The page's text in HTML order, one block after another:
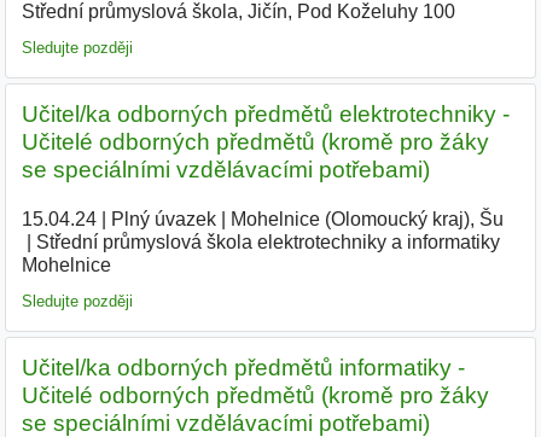
Střední průmyslová škola, Jičín, Pod Koželuhy 100|
Sledujte později
Učitel/ka odborných předmětů elektrotechniky -
Učitelé odborných předmětů (kromě pro žáky
se speciálními vzdělávacími potřebami)
15.04.24| Plný úvazek| Mohelnice (Olomoucký kraj), Šu
Střední průmyslová škola elektrotechniky a informatiky
Mohelnice|
Sledujte později
Učitel/ka odborných předmětů informatiky -
Učitelé odborných předmětů (kromě pro žáky
se speciálními vzdělávacími potřebami)